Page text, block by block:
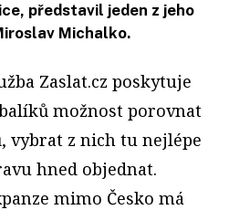
představil jeden z jeho
Michalko.
Zaslat.cz poskytuje
možnost porovnat
vybrat z nich tu nejlépe
hned objednat.
mimo Česko má